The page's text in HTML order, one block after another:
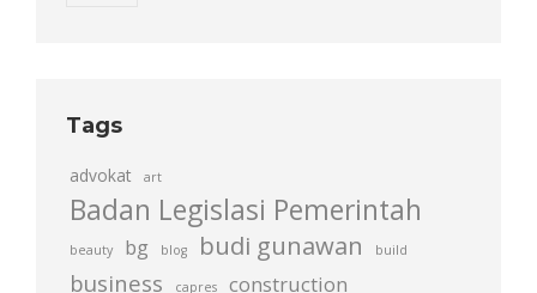
Tags
advokat art
Badan Legislasi Pemerintah
beauty bg blog budi gunawan build
business capres construction